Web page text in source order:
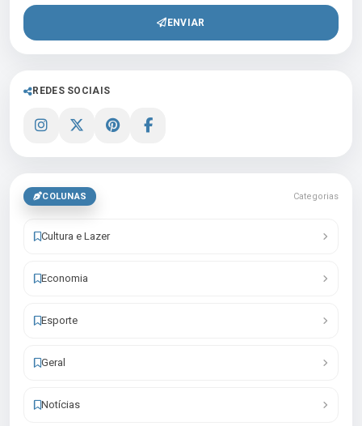
ENVIAR
REDES SOCIAIS
COLUNAS Categorias
Cultura e Lazer
Economia
Esporte
Geral
Notícias